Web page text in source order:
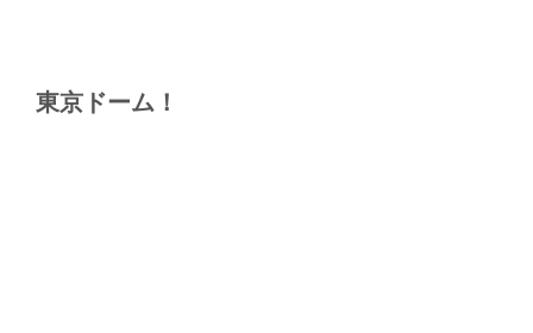
東京ドーム！